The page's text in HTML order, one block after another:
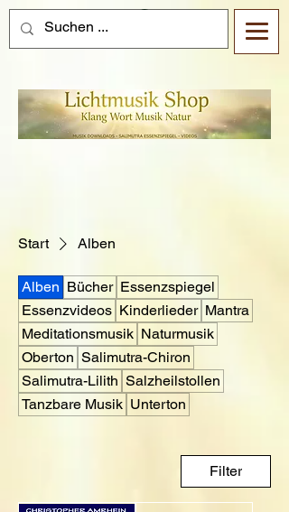
Start Alben
Alben Bücher Essenzspiegel
Essenzvideos Kinderlieder Mantra
Meditationsmusik Naturmusik
Oberton Salimutra-Chiron
Salimutra-Lilith Salzheilstollen
Tanzbare Musik Unterton
Filter